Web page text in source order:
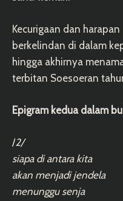
Kecurigaan dan
berkelindan di dalam
hingga akhirnya
terbitan Soesoeran
Epigram kedua dalam
/2/
siapa di antara kita
akan menjadi jendela
menunggu senja